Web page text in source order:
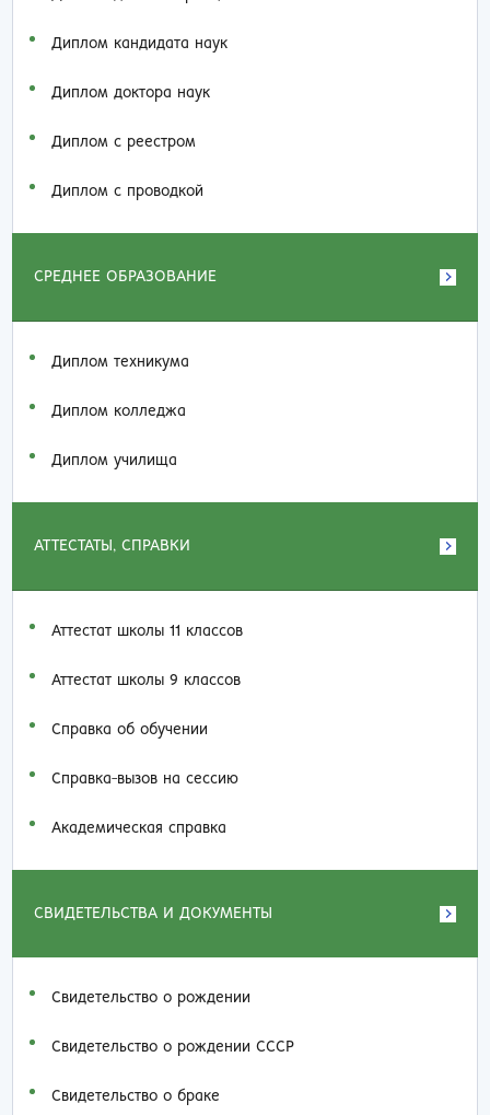
Диплом кандидата наук
Диплом доктора наук
Диплом с реестром
Диплом с проводкой
СРЕДНЕЕ ОБРАЗОВАНИЕ
Диплом техникума
Диплом колледжа
Диплом училища
АТТЕСТАТЫ, СПРАВКИ
Аттестат школы 11 классов
Аттестат школы 9 классов
Справка об обучении
Справка-вызов на сессию
Академическая справка
СВИДЕТЕЛЬСТВА И ДОКУМЕНТЫ
Свидетельство о рождении
Свидетельство о рождении СССР
Свидетельство о браке